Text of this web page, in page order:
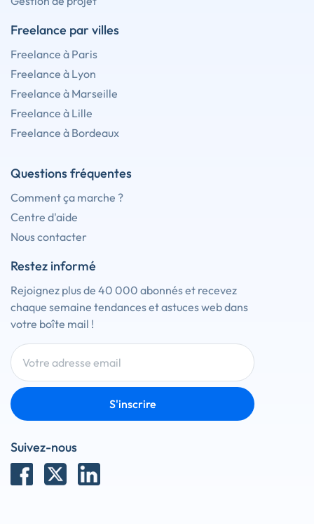
Freelance par villes
Freelance à Paris
Freelance à Lyon
Freelance à Marseille
Freelance à Lille
Freelance à Bordeaux
Questions fréquentes
Comment ça marche ?
Centre d'aide
Nous contacter
Restez informé
Rejoignez plus de 40 000 abonnés et recevez
chaque semaine tendances et astuces web dans
votre boîte mail !
S'inscrire
Suivez-nous